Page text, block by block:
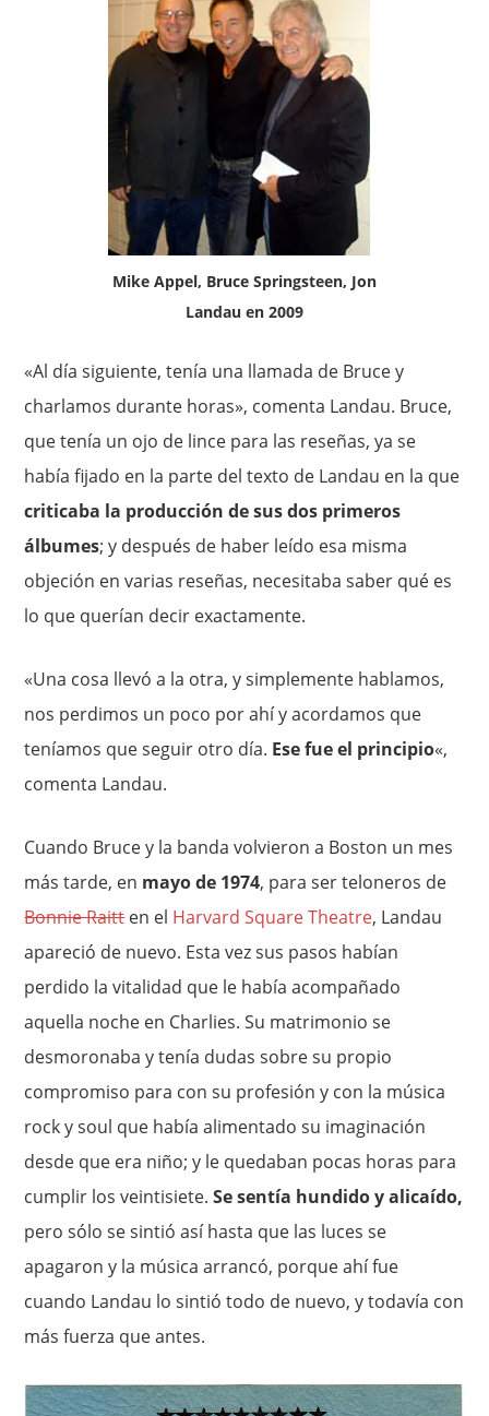
Mike Appel, Bruce Springsteen, Jon
Landau en 2009
«Al día siguiente, tenía una llamada de Bruce y
charlamos durante horas», comenta Landau. Bruce,
que tenía un ojo de lince para las reseñas, ya se
había fijado en la parte del texto de Landau en la que
criticaba la producción de sus dos primeros
álbumes; y después de haber leído esa misma
objeción en varias reseñas, necesitaba saber qué es
lo que querían decir exactamente.
«Una cosa llevó a la otra, y simplemente hablamos,
nos perdimos un poco por ahí y acordamos que
teníamos que seguir otro día. Ese fue el principio«,
comenta Landau.
Cuando Bruce y la banda volvieron a Boston un mes
más tarde, en mayo de 1974, para ser teloneros de
Bonnie Raitten el Harvard Square Theatre, Landau
apareció de nuevo. Esta vez sus pasos habían
perdido la vitalidad que le había acompañado
aquella noche en Charlies. Su matrimonio se
desmoronaba y tenía dudas sobre su propio
compromiso para con su profesión y con la música
rock y soul que había alimentado su imaginación
desde que era niño; y le quedaban pocas horas para
cumplir los veintisiete. Se sentía hundido y alicaído,
pero sólo se sintió así hasta que las luces se
apagaron y la música arrancó, porque ahí fue
cuando Landau lo sintió todo de nuevo, y todavía con
más fuerza que antes.